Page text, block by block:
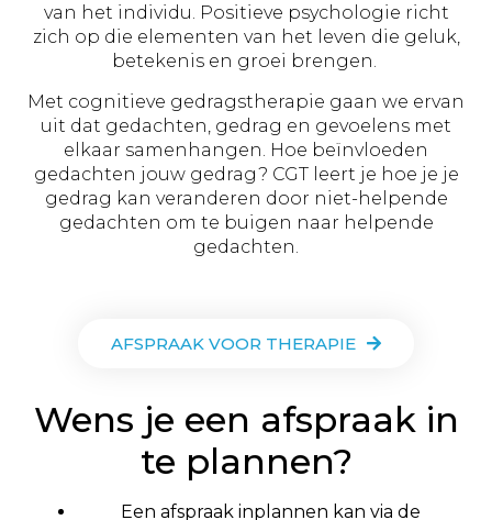
van het individu. Positieve psychologie richt
zich op die elementen van het leven die geluk,
betekenis en groei brengen.
Met cognitieve gedragstherapie gaan we ervan
uit dat gedachten, gedrag en gevoelens met
elkaar samenhangen. Hoe beïnvloeden
gedachten jouw gedrag? CGT leert je hoe je je
gedrag kan veranderen door niet-helpende
gedachten om te buigen naar helpende
gedachten.
AFSPRAAK VOOR THERAPIE
Wens je een afspraak in
te plannen?
Een afspraak inplannen kan via de